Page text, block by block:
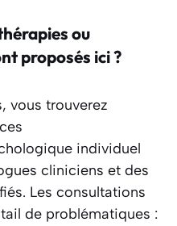
ou
proposés ici ?
vous trouverez
individuel
cliniciens et des
Les consultations
de problématiques :